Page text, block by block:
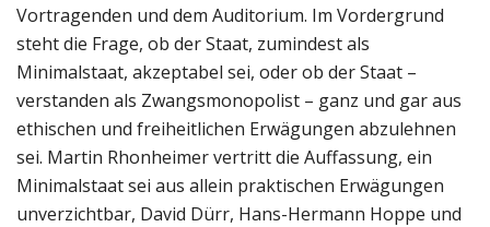
Vortragenden und dem Auditorium. Im Vordergrund
steht die Frage, ob der Staat, zumindest als
Minimalstaat, akzeptabel sei, oder ob der Staat –
verstanden als Zwangsmonopolist – ganz und gar aus
ethischen und freiheitlichen Erwägungen abzulehnen
sei. Martin Rhonheimer vertritt die Auffassung, ein
Minimalstaat sei aus allein praktischen Erwägungen
unverzichtbar, David Dürr, Hans-Hermann Hoppe und